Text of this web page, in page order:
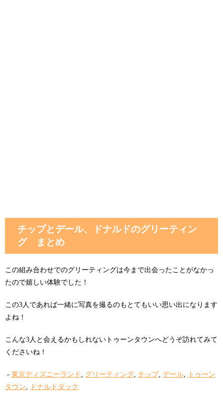
チップとデール、ドナルドのグリーティン
グ まとめ
この組み合わせでのグリーティングは今まで出会ったことがなかっ
たので嬉しい体験でした！
この3人であれば一緒に写真を撮るのもとてもいい思い出になります
よね！
こんな3人と会えるかもしれないトゥーンタウンへどうぞ訪れてみて
くださいね！
- 東京ディズニーランド グリーティング チップ デール
トゥーン
タウン
ドナルドダック